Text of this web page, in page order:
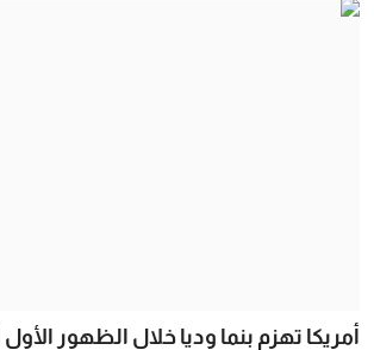
أمريكا تهزم بنما وديا خلال الظهور الأول